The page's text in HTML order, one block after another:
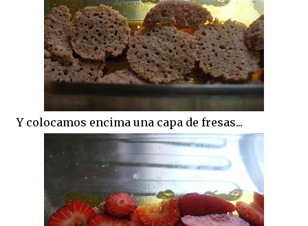
Y colocamos encima una capa de fresas...